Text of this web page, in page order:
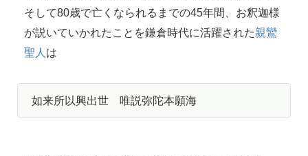
そして80歳で亡くなられるまでの45年間、お釈迦様
が説いていかれたことを鎌倉時代に活躍された親鸞
聖人 は
如来所以興出世 唯説弥陀本願海